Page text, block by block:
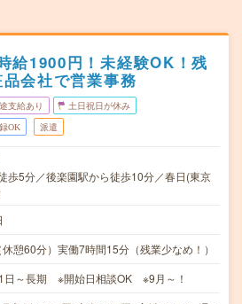
給1900円！未経験OK！残
会社で営業事務
支給あり 土日祝日が休み
OK 派遣
歩5分／後楽園駅から徒歩10分／春日(東京
憩60分）実働7時間15分（残業少なめ！）
日～長期 ※開始日相談OK ※9月～！